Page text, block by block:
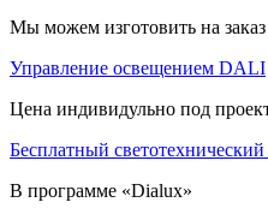
Мы можем изготовить на
Управление освещением DALI
Цена индивидульно под
Бесплатный
В программе «Dialux»